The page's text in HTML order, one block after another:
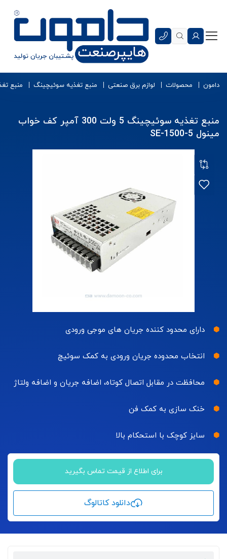
دامون محصولات لوازم برق صنعتی منبع تغذیه سوئیچینگ منبع
منبع تغذیه سوئیچینگ 5 ولت 300 آمپر کف خواب
مینول SE-1500-5
دارای محدود کننده جریان های موجی ورودی
انتخاب محدوده جریان ورودی به کمک سوئیچ
محافظت در مقابل اتصال کوتاه، اضافه جریان و اضافه ولتاژ
خنک سازی به کمک فن
سایز کوچک با استحکام بالا
برای اطلاع از قیمت تماس بگیرید
دانلود کاتالوگ